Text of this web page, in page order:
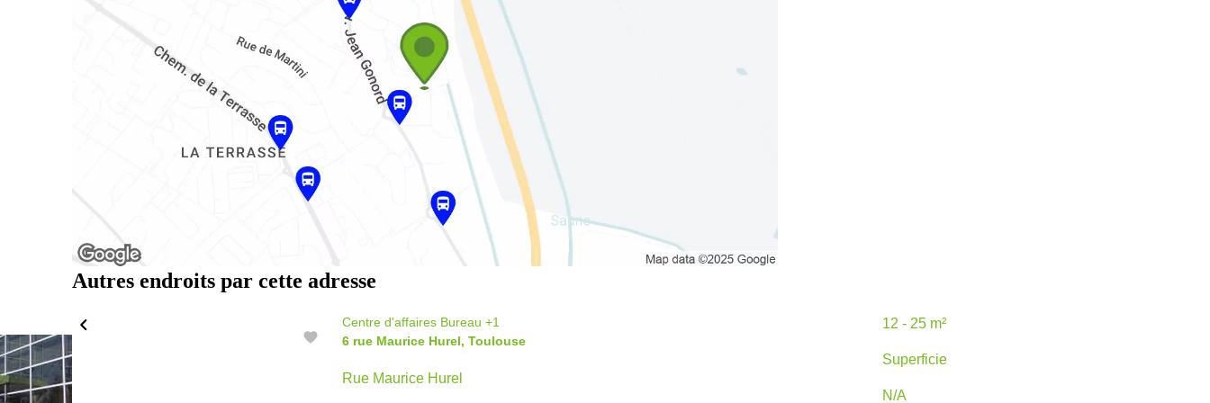
Autres endroits par cette adresse
Centre d'affaires Bureau +1
6 rue Maurice Hurel, Toulouse
Rue Maurice Hurel
12 - 25 m²
Superficie
N/A